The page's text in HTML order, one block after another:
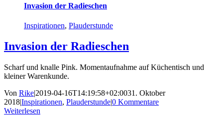
Invasion der Radieschen
Inspirationen, Plauderstunde
Invasion der Radieschen
Scharf und knalle Pink. Momentaufnahme auf Küchentisch und
kleiner Warenkunde.
Von Rike|2019-04-16T14:19:58+02:0031. Oktober
2018|Inspirationen, Plauderstunde|0 Kommentare
Weiterlesen